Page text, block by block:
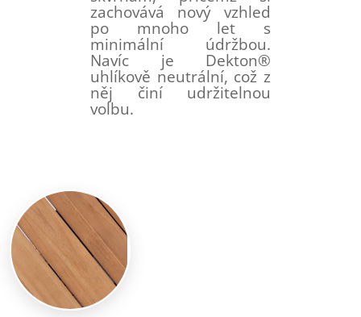
zachovává nový vzhled
po mnoho let s
minimální údržbou.
Navíc je Dekton®
uhlíkově neutrální, což z
něj činí udržitelnou
volbu.